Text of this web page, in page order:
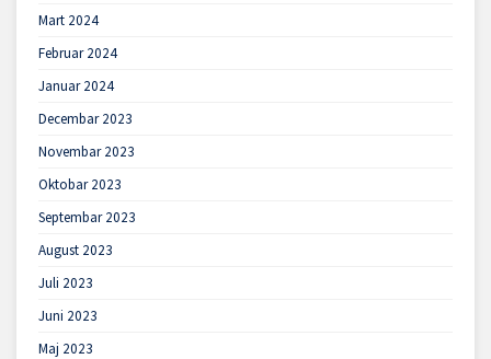
Mart 2024
Februar 2024
Januar 2024
Decembar 2023
Novembar 2023
Oktobar 2023
Septembar 2023
August 2023
Juli 2023
Juni 2023
Maj 2023